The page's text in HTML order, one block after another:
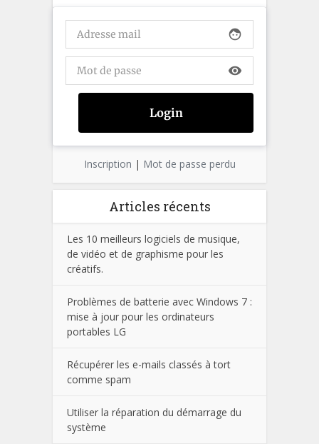
face
visibility
Inscription | Mot de passe perdu
Articles récents
Les 10 meilleurs logiciels de musique,
de vidéo et de graphisme pour les
créatifs.
Problèmes de batterie avec Windows 7 :
mise à jour pour les ordinateurs
portables LG
Récupérer les e-mails classés à tort
comme spam
Utiliser la réparation du démarrage du
système